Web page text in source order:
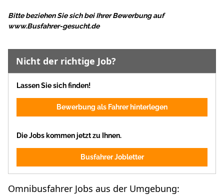
Bitte beziehen Sie sich bei Ihrer Bewerbung auf
www.Busfahrer-gesucht.de
Nicht der richtige Job?
Lassen Sie sich finden!
Bewerbung als Fahrer hinterlegen
Die Jobs kommen jetzt zu Ihnen.
Busfahrer Jobletter
Omnibusfahrer Jobs aus der Umgebung: